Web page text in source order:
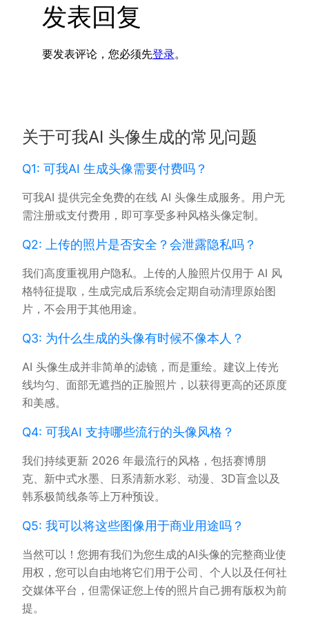
发表回复
要发表评论，您必须先登录。
关于可我AI 头像生成的常见问题
Q1: 可我AI 生成头像需要付费吗？
可我AI 提供完全免费的在线 AI 头像生成服务。用户无
需注册或支付费用，即可享受多种风格头像定制。
Q2: 上传的照片是否安全？会泄露隐私吗？
我们高度重视用户隐私。上传的人脸照片仅用于 AI 风
格特征提取，生成完成后系统会定期自动清理原始图
片，不会用于其他用途。
Q3: 为什么生成的头像有时候不像本人？
AI 头像生成并非简单的滤镜，而是重绘。建议上传光
线均匀、面部无遮挡的正脸照片，以获得更高的还原度
和美感。
Q4: 可我AI 支持哪些流行的头像风格？
我们持续更新 2026 年最流行的风格，包括赛博朋
克、新中式水墨、日系清新水彩、动漫、3D盲盒以及
韩系极简线条等上万种预设。
Q5: 我可以将这些图像用于商业用途吗？
当然可以！您拥有我们为您生成的AI头像的完整商业使
用权，您可以自由地将它们用于公司、个人以及任何社
交媒体平台，但需保证您上传的照片自己拥有版权为前
提。